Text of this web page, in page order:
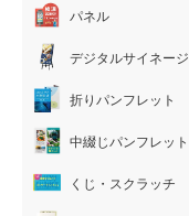
パネル
デジタルサイネージ
折りパンフレット
中綴じパンフレット
くじ・スクラッチ